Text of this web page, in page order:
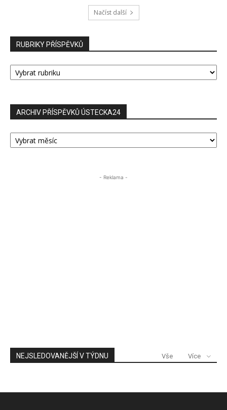
Načíst další
RUBRIKY PŘÍSPĚVKŮ
RUBRIKY
PŘÍSPĚVKŮ
ARCHIV PŘÍSPĚVKŮ ÚSTECKA24
ARCHIV
PŘÍSPĚVKŮ
- Reklama -
NEJSLEDOVANĚJŠÍ V TÝDNU Vše Více